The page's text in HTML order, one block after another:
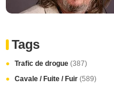
Tags
Trafic de drogue (387)
Cavale / Fuite / Fuir (589)